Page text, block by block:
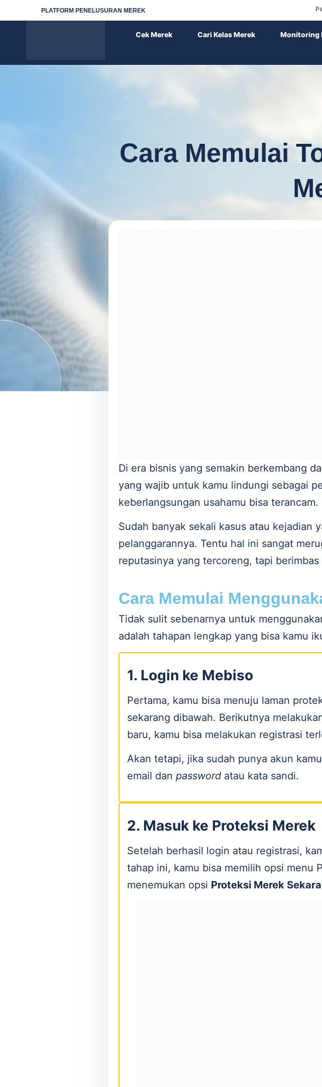
PLATFORM PENELUSURAN MEREK
Cek Merek Cari Kelas Merek Monitoring
Cara Memulai
Di era bisnis yang semakin berkembang
yang wajib untuk kamu lindungi sebagai
keberlangsungan usahamu bisa terancam.
Sudah banyak sekali kasus atau kejadian
pelanggarannya. Tentu hal ini sangat
reputasinya yang tercoreng, tapi
Cara Memulai
Tidak sulit sebenarnya untuk
adalah tahapan lengkap yang bisa kamu
1. Login ke Mebiso
Pertama, kamu bisa menuju laman
sekarang dibawah. Berikutnya
baru, kamu bisa melakukan registrasi
Akan tetapi, jika sudah punya akun
email dan password atau kata sandi.
2. Masuk ke Proteksi Merek
Setelah berhasil login atau registrasi,
tahap ini, kamu bisa memilih opsi menu
menemukan opsi Proteksi Merek